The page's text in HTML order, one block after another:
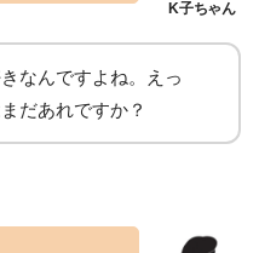
なんですよね。えっ
だあれですか？